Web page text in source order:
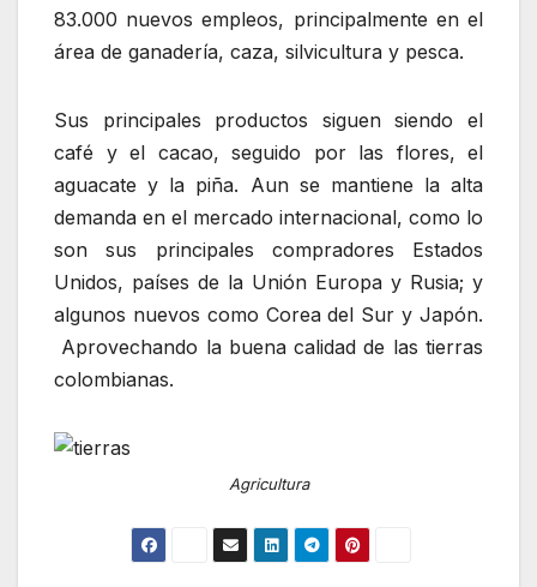
83.000 nuevos empleos, principalmente en el
área de ganadería, caza, silvicultura y pesca.
Sus principales productos siguen siendo el
café y el cacao, seguido por las flores, el
aguacate y la piña. Aun se mantiene la alta
demanda en el mercado internacional, como lo
son sus principales compradores Estados
Unidos, países de la Unión Europa y Rusia; y
algunos nuevos como Corea del Sur y Japón.
Aprovechando la buena calidad de las tierras
colombianas.
Agricultura